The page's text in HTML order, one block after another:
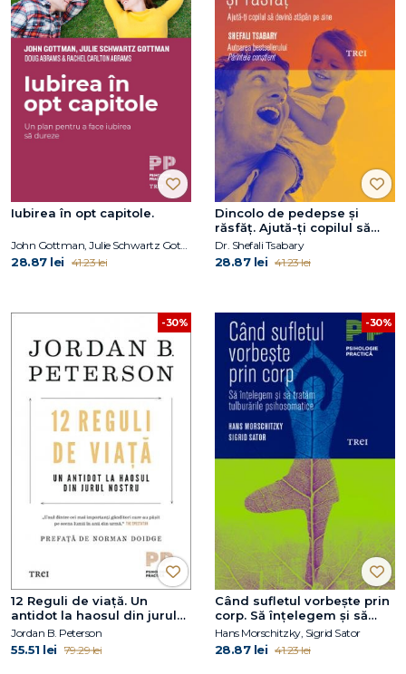
Iubirea în opt capitole.
28.87 lei 41.23 lei
Dincolo de pedepse și
răsfăț. Ajută-ți copilul să
devină stăpân pe sine
Dr. Shefali Tsabary
28.87 lei 41.23 lei
-30%
12 Reguli de viață. Un
antidot la haosul din jurul
nostru
Jordan B. Peterson
55.51 lei 79.29 lei
-30%
Când sufletul vorbește prin
corp. Să înțelegem și să
tratăm tulburările
psihosomatice
Hans Morschitzky, Sigrid Sator
28.87 lei 41.23 lei